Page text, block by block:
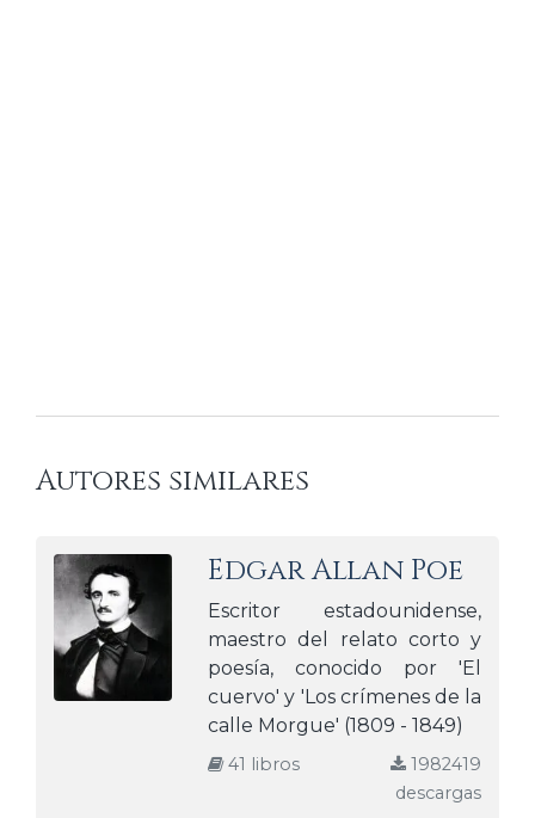
Autores similares
Edgar Allan Poe
Escritor estadounidense,
maestro del relato corto y
poesía, conocido por 'El
cuervo' y 'Los crímenes de la
calle Morgue' (1809 - 1849)
41 libros
1982419
descargas